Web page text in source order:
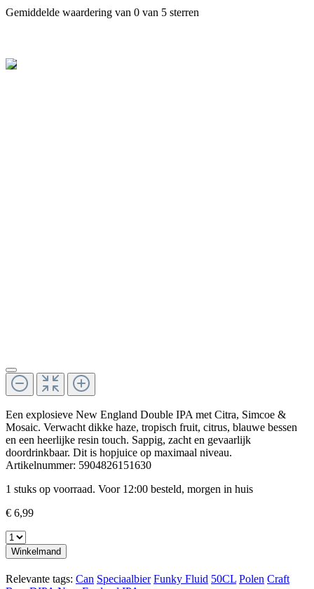
Gemiddelde waardering van 0 van 5 sterren
Een explosieve New England Double IPA met Citra, Simcoe &
Mosaic. Verwacht dikke haze, tropisch fruit, citrus, blauwe bessen
en een heerlijke resin touch. Sappig, zacht en gevaarlijk
doordrinkbaar. Dit is hopjuice op maximaal niveau.
Artikelnummer: 5904826151630
1 stuks op voorraad. Voor 12:00 besteld, morgen in huis
€ 6,99
Winkelmand
Relevante tags: Can Speciaalbier Funky Fluid 50CL Polen Craft